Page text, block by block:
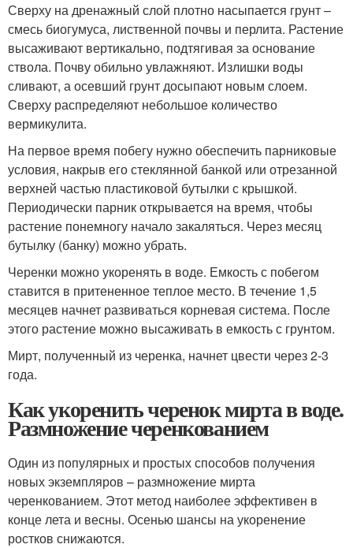
Сверху на дренажный слой плотно насыпается грунт –
смесь биогумуса, лиственной почвы и перлита. Растение
высаживают вертикально, подтягивая за основание
ствола. Почву обильно увлажняют. Излишки воды
сливают, а осевший грунт досыпают новым слоем.
Сверху распределяют небольшое количество
вермикулита.
На первое время побегу нужно обеспечить парниковые
условия, накрыв его стеклянной банкой или отрезанной
верхней частью пластиковой бутылки с крышкой.
Периодически парник открывается на время, чтобы
растение понемногу начало закаляться. Через месяц
бутылку (банку) можно убрать.
Черенки можно укоренять в воде. Емкость с побегом
ставится в притененное теплое место. В течение 1,5
месяцев начнет развиваться корневая система. После
этого растение можно высаживать в емкость с грунтом.
Мирт, полученный из черенка, начнет цвести через 2-3
года.
Как укоренить черенок мирта в воде.
Размножение черенкованием
Один из популярных и простых способов получения
новых экземпляров – размножение мирта
черенкованием. Этот метод наиболее эффективен в
конце лета и весны. Осенью шансы на укоренение
ростков снижаются.